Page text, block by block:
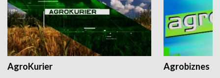
AgroKurier Agrobiznes